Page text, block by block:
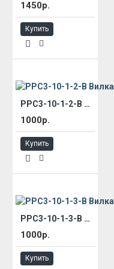
1450р.
Купить
РРС3-10-1-2-В Вилка приборная
1000р.
Купить
РРС3-10-1-3-В Вилка приборная
1000р.
Купить